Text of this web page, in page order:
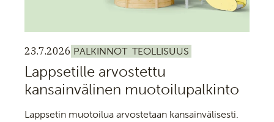
23.7.2026 PALKINNOT TEOLLISUUS
Lappsetille arvostettu
kansainvälinen muotoilupalkinto
Lappsetin muotoilua arvostetaan kansainvälisesti.